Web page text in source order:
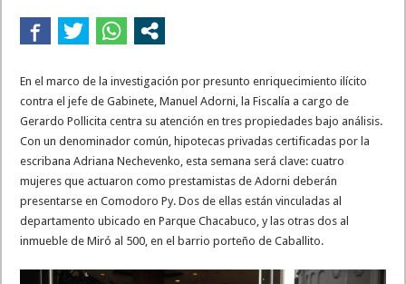
En el marco de la investigación por presunto enriquecimiento ilícito
contra el jefe de Gabinete, Manuel Adorni, la Fiscalía a cargo de
Gerardo Pollicita centra su atención en tres propiedades bajo análisis.
Con un denominador común, hipotecas privadas certificadas por la
escribana Adriana Nechevenko, esta semana será clave: cuatro
mujeres que actuaron como prestamistas de Adorni deberán
presentarse en Comodoro Py. Dos de ellas están vinculadas al
departamento ubicado en Parque Chacabuco, y las otras dos al
inmueble de Miró al 500, en el barrio porteño de Caballito.